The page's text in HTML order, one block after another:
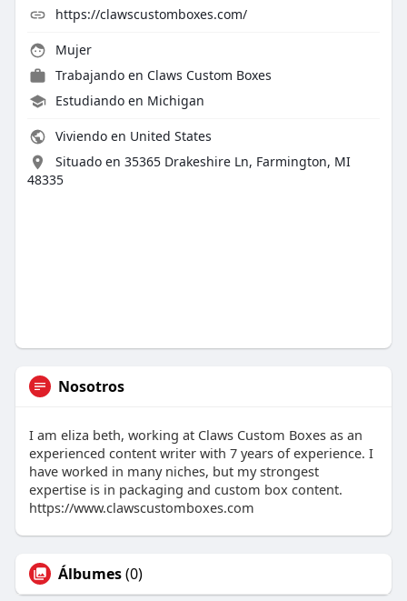
https://clawscustomboxes.com/
Mujer
Trabajando en Claws Custom Boxes
Estudiando en Michigan
Viviendo en United States
Situado en 35365 Drakeshire Ln, Farmington, MI
48335
Nosotros
I am eliza beth, working at Claws Custom Boxes as an
experienced content writer with 7 years of experience. I
have worked in many niches, but my strongest
expertise is in packaging and custom box content.
https://www.clawscustomboxes.com
Álbumes(0)